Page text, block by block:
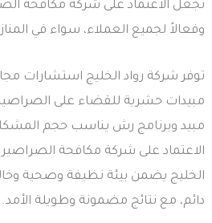
تجعل الاعتماد على شركة مكافحة
وفعالاً لجميع العملاء، سواء في
توفر شركة رواد الخليج استشارات
مبيدات حشرية للقضاء على
مبيد وبرنامج رش يناسب حجم
الاعتماد على شركة مكافحة
الخليج يضمن بيئة نظيفة وصحية
دائم، مع نتائج مضمونة وطويلة الأمد.